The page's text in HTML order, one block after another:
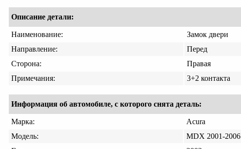
Описание детали:
Наименование:
Замок двери
Направление:
Перед
Сторона:
Правая
Примечания:
3+2 контакта
Информация об автомобиле, с которого снята деталь:
Марка:
Acura
Модель:
MDX 2001-2006